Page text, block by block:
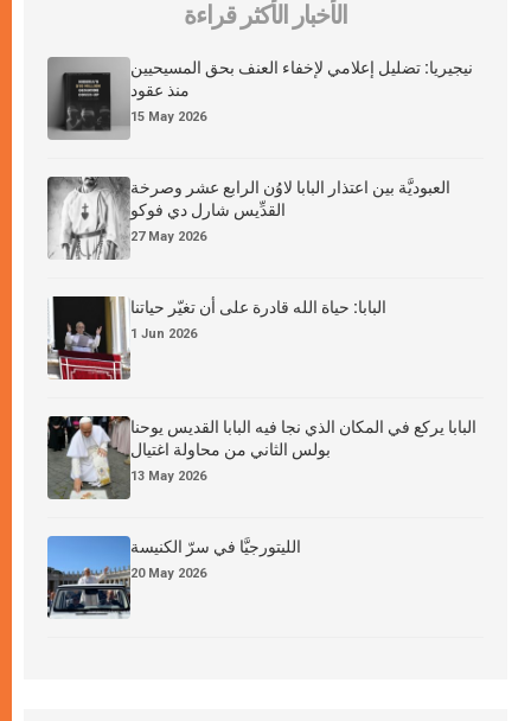
الأخبار الأكثر قراءة
نيجيريا: تضليل إعلامي لإخفاء العنف بحق المسيحيين
منذ عقود
15 May 2026
العبوديَّة بين اعتذار البابا لاوُن الرابع عشر وصرخة
القدِّيس شارل دي فوكو
27 May 2026
البابا: حياة الله قادرة على أن تغيّر حياتنا
1 Jun 2026
البابا يركع في المكان الذي نجا فيه البابا القديس يوحنا
بولس الثاني من محاولة اغتيال
13 May 2026
الليتورجيَّا في سرّ الكنيسة
20 May 2026